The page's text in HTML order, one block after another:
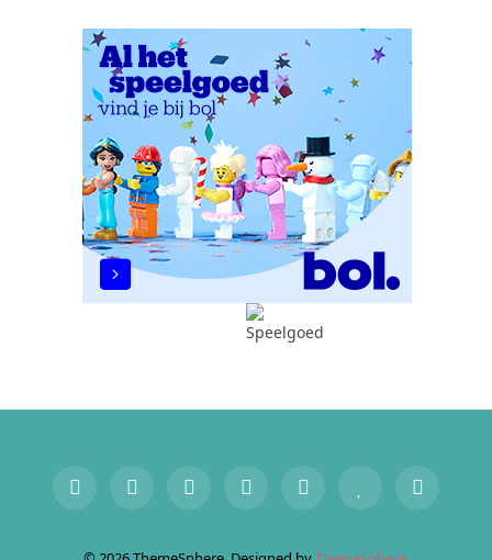
Facebook
X
InstagramPinterestYouTubeBlogLovinRSS